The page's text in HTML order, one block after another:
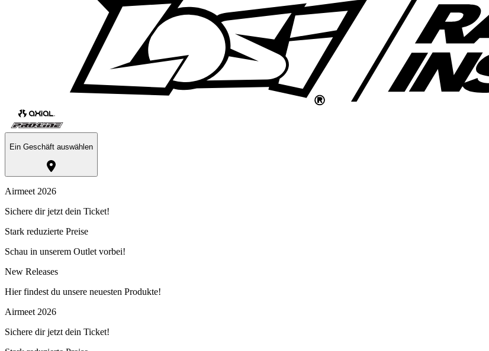
Ein Geschäft auswählen
Airmeet 2026
Sichere dir jetzt dein Ticket!
Stark reduzierte Preise
Schau in unserem Outlet vorbei!
New Releases
Hier findest du unsere neuesten Produkte!
Airmeet 2026
Sichere dir jetzt dein Ticket!